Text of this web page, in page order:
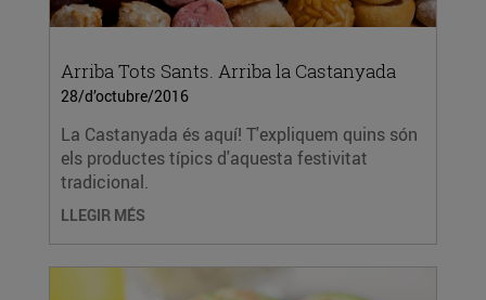
Arriba Tots Sants. Arriba la Castanyada
28/d’octubre/2016
La Castanyada és aquí! T'expliquem quins són
els productes típics d'aquesta festivitat
tradicional.
LLEGIR MÉS